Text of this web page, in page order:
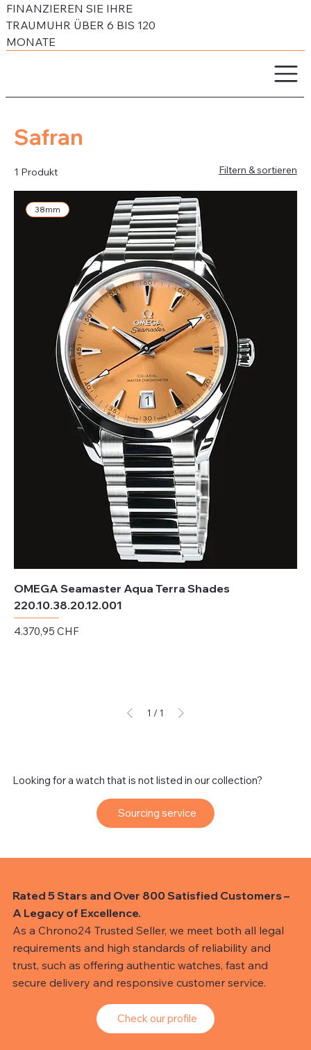
FINANZIEREN SIE IHRE
TRAUMUHR ÜBER 6 BIS 120
MONATE
Looking for a watch that is not listed in our collection?
Sourcing service
Safran
1 Produkt Filtern & sortieren
38mm
OMEGA Seamaster Aqua Terra Shades
220.10.38.20.12.001
Preis
4.370,95 CHF
1 / 1
Rated 5 Stars and Over 800 Satisfied Customers –
A Legacy of Excellence.
As a Chrono24 Trusted Seller, we meet both all legal
requirements and high standards of reliability and
trust, such as offering authentic watches, fast and
secure delivery and responsive customer service.
Check our profile